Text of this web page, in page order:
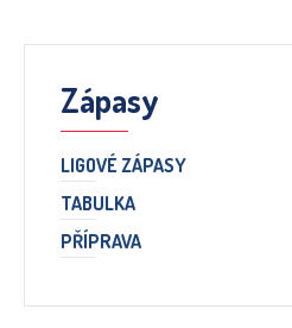
Zápasy
LIGOVÉ ZÁPASY
TABULKA
PŘÍPRAVA